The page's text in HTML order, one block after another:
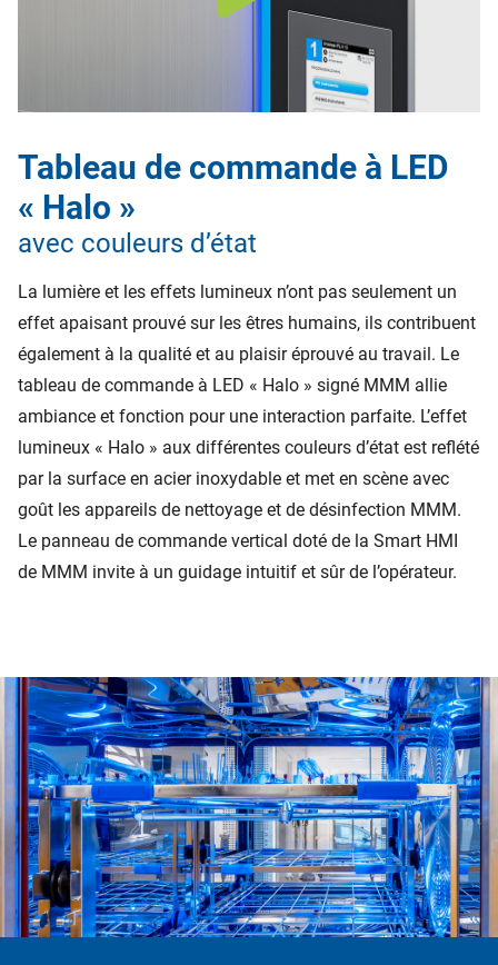
Tableau de commande à LED
« Halo »
avec couleurs d’état
La lumière et les effets lumineux n’ont pas seulement un
effet apaisant prouvé sur les êtres humains, ils contribuent
également à la qualité et au plaisir éprouvé au travail. Le
tableau de commande à LED « Halo » signé MMM allie
ambiance et fonction pour une interaction parfaite. L’effet
lumineux « Halo » aux différentes couleurs d’état est reflété
par la surface en acier inoxydable et met en scène avec
goût les appareils de nettoyage et de désinfection MMM.
Le panneau de commande vertical doté de la Smart HMI
de MMM invite à un guidage intuitif et sûr de l’opérateur.